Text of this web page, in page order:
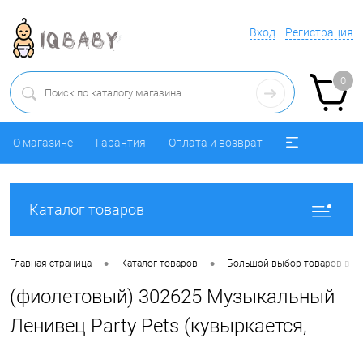
Вход Регистрация
0
О магазине Гарантия Оплата и возврат
Каталог товаров
Главная страница • Каталог товаров • Большой выбор товаров в
(фиолетовый) 302625 Музыкальный
Ленивец Party Pets (кувыркается,